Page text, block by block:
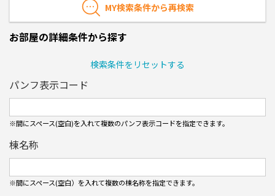
MY検索条件から再検索
お部屋の詳細条件から探す
検索条件をリセットする
パンフ表示コード
※間にスペース(空白)を入れて複数のパンフ表⽰コードを指定できます。
棟名称
※間にスペース(空白）を入れて複数の棟名称を指定できます。